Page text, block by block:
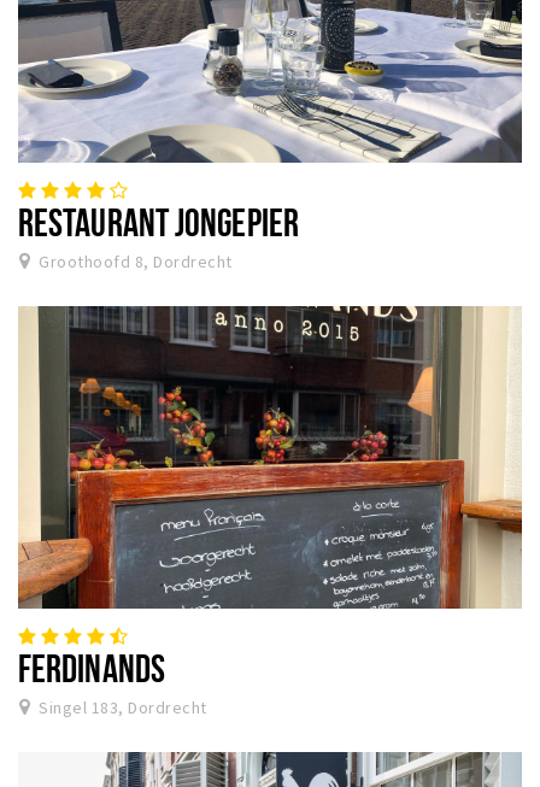
RESTAURANT JONGEPIER
Groothoofd 8, Dordrecht
FERDINANDS
Singel 183, Dordrecht